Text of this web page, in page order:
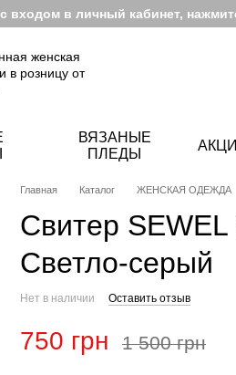
входом в личный кабинет,
ВЯЗАНЫЕ
ПЛЕДЫ
Главная Каталог ЖЕНСКАЯ ОДЕЖДА
Свитер
Светло-серый
Нет в наличии Оставить отзыв
750 грн 1 500 грн